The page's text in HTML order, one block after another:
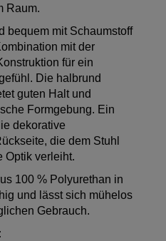
Raum.
bequem mit Schaumstoff
mit der
für ein
Die halbrund
guten Halt und
Formgebung. Ein
dekorative
die dem Stuhl
Optik verleiht.
100 % Polyurethan in
und lässt sich mühelos
Gebrauch.